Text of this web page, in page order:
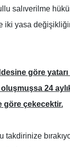
salıverilme
iki yasa
göre
24
göre çekecektir.
takdirinize